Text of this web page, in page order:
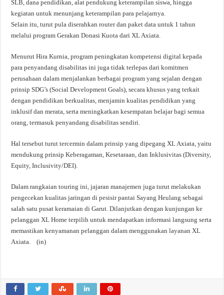
SLB, dana pendidikan, alat pendukung keterampilan siswa, hingga
kegiatan untuk menunjang keterampilan para pelajarnya.
Selain itu, turut pula diserahkan router dan paket data untuk 1 tahun
melalui program Gerakan Donasi Kuota dari XL Axiata.
Menurut Hira Kurnia, program peningkatan kompetensi digital kepada
para penyandang disabilitas ini juga tidak terlepas dari komitmen
perusahaan dalam menjalankan berbagai program yang sejalan dengan
prinsip SDG’s (Social Development Goals), secara khusus yang terkait
dengan pendidikan berkualitas, menjamin kualitas pendidikan yang
inklusif dan merata, serta meningkatkan kesempatan belajar bagi semua
orang, termasuk penyandang disabilitas sendiri.
Hal tersebut turut tercermin dalam prinsip yang dipegang XL Axiata, yaitu
mendukung prinsip Keberagaman, Kesetaraan, dan Inklusivitas (Diversity,
Equity, Inclusivity/DEI).
Dalam rangkaian touring ini, jajaran manajemen juga turut melakukan
pengecekan kualitas jaringan di pesisir pantai Sayang Heulang sebagai
salah satu pusat keramaian di Garut. Dilanjutkan dengan kunjungan ke
pelanggan XL Home terpilih untuk mendapatkan informasi langsung serta
memastikan kenyamanan pelanggan dalam menggunakan layanan XL
Axiata. (in)